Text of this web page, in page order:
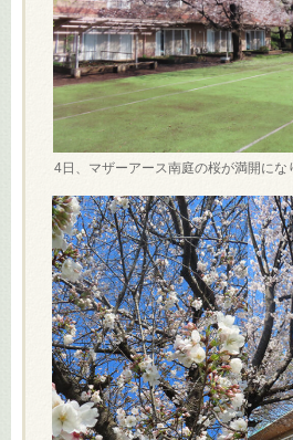
4日、マザーアース南庭の桜が満開にな